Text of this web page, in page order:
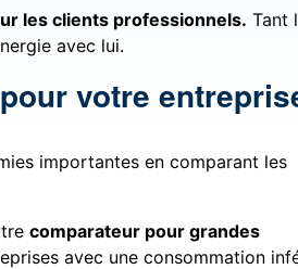
les clients professionnels. Tant
avec lui.
votre
importantes en comparant les
comparateur pour grandes
avec une consommation